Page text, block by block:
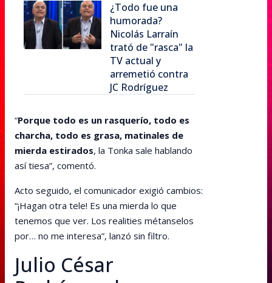
¿Todo fue una
humorada?
Nicolás Larraín
trató de "rasca" la
TV actual y
arremetió contra
JC Rodríguez
“Porque todo es un rasquerío, todo es
charcha, todo es grasa, matinales de
mierda estirados, la Tonka sale hablando
así tiesa”, comentó.
Acto seguido, el comunicador exigió cambios:
“¡Hagan otra tele! Es una mierda lo que
tenemos que ver. Los realities métanselos
por… no me interesa”, lanzó sin filtro.
Julio César